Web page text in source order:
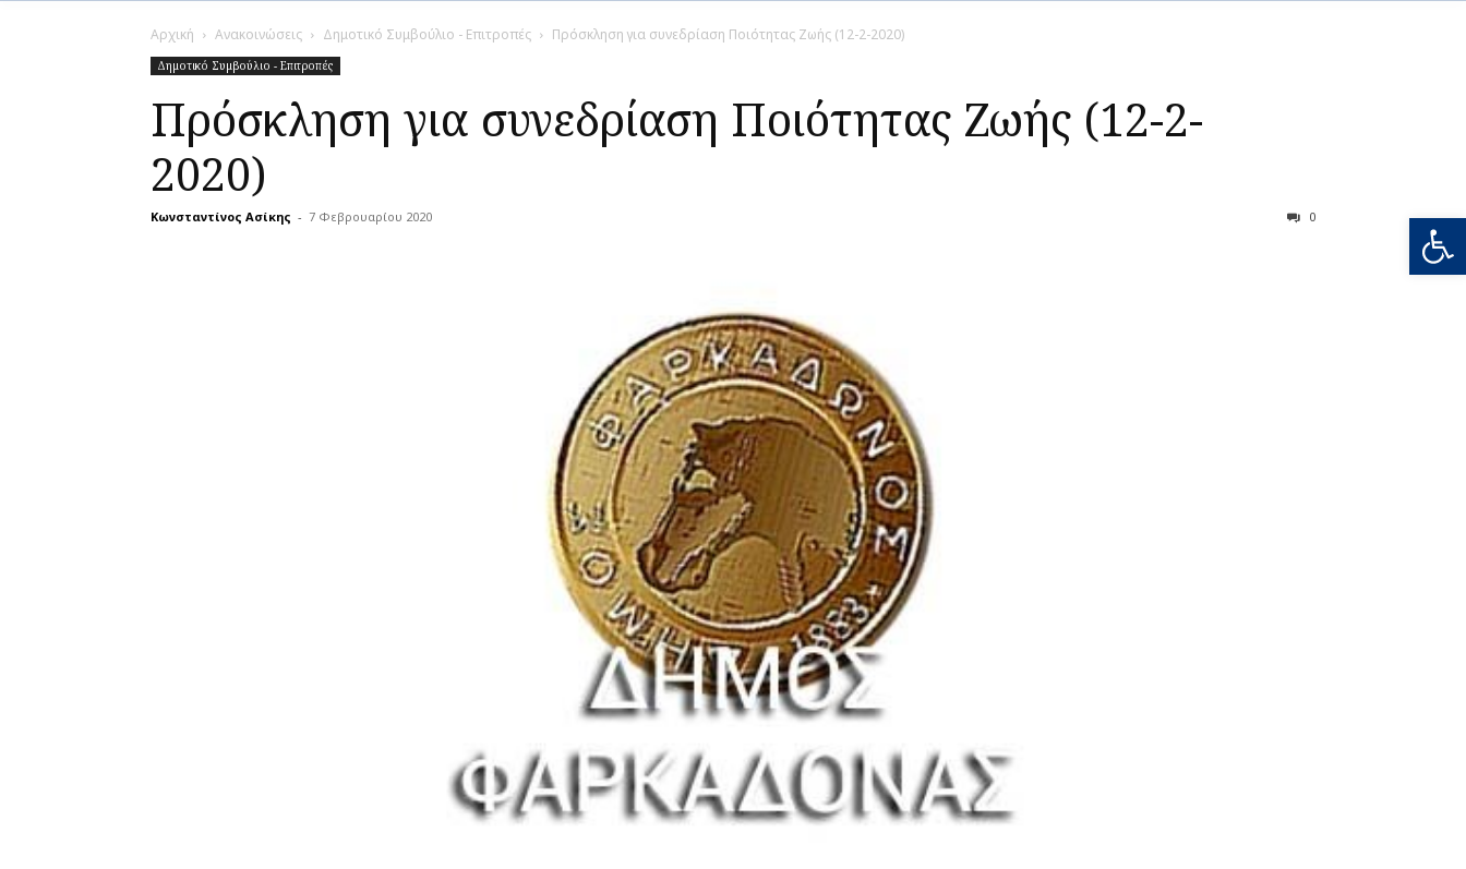
Αρχική Ανακοινώσεις Δημοτικό Συμβούλιο - Επιτροπές Πρόσκληση για συνεδρίαση Ποιότητας Ζωής (12-2-2020)
Δημοτικό Συμβούλιο - Επιτροπές
Πρόσκληση για συνεδρίαση Ποιότητας Ζωής (12-2-
2020)
Κωνσταντίνος Ασίκης - 7 Φεβρουαρίου 2020 0